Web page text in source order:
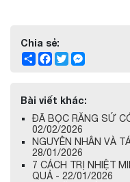
Chia sẻ:
ShareFacebook
Twitter
Bài viết khác:
ĐÃ BỌC RĂNG SỨ
02/02/2026
NGUYÊN NHÂN VÀ
28/01/2026
7 CÁCH TRỊ NHIỆT
QUẢ - 22/01/2026